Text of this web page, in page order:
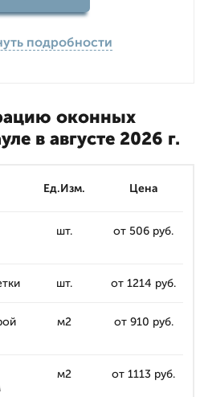
подробности
оконных
в августе 2026 г.
Ед.Изм. Цена
шт. от 506 руб.
шт. от 1214 руб.
м2 от 910 руб.
м2 от 1113 руб.